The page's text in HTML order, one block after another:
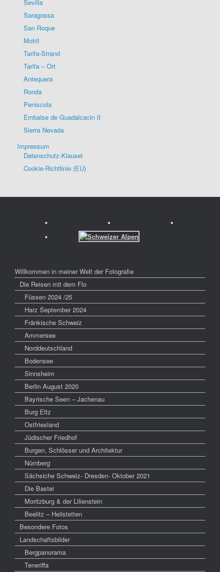
Sevilla
Saragossa
San Roque
Motril
Tarifa-Strand
Tarifa – Ort
Antequera
Ronda
Peniscola
Embalse de Guadalcacin II
Sierra Nevada
Impressum
Datenschutz-Klausel
Cookie-Richtlinie (EU)
Willkommen in meiner Welt der Fotografie
Die Reisen mit dem Flo
Füssen 2024 /25
Harz September 2024
Fränkische Schweiz
Ammersee
Norddeutschland
Bodensee
Sinnsheim
Berlin August 2020
Bayrische Seen – Jachenau
Burg Eltz
Ostfriesland
Jüdischer Friedhof
Burgen, Schlösser und Architektur
Nürnberg
Sächsiche Schweiz- Dresden- Oktober 2021
Die Bastei
Moritzburg & der Lilienstein
Beelitz – Heilstetten
Besondere Fotos
Landschaftsbilder
Bergpanorama
Teneriffa